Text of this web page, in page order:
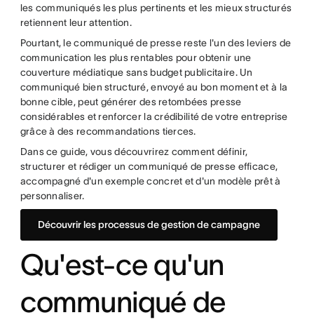
les communiqués les plus pertinents et les mieux structurés
retiennent leur attention.
Pourtant, le communiqué de presse reste l'un des leviers de
communication les plus rentables pour obtenir une
couverture médiatique sans budget publicitaire. Un
communiqué bien structuré, envoyé au bon moment et à la
bonne cible, peut générer des retombées presse
considérables et renforcer la crédibilité de votre entreprise
grâce à des recommandations tierces.
Dans ce guide, vous découvrirez comment définir,
structurer et rédiger un communiqué de presse efficace,
accompagné d'un exemple concret et d'un modèle prêt à
personnaliser.
Découvrir les processus de gestion de campagne
Qu'est-ce qu'un
communiqué de